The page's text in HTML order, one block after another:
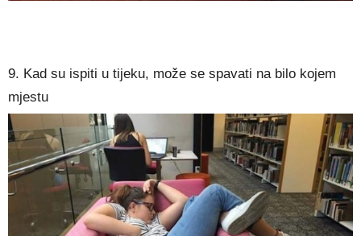
9. Kad su ispiti u tijeku, može se spavati na bilo kojem
mjestu